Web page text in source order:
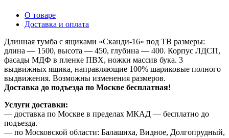
О товаре
Доставка и оплата
Длинная тумба с ящиками «Сканди-16» под ТВ размеры:
длина — 1500, высота — 450, глубина — 400. Корпус ЛДСП,
фасады МДФ в пленке ПВХ, ножки массив бука. 3
выдвижных ящика, направляющие 100% шариковые полного
выдвижения. Возможны изменения размеров.
Доставка до подъезда по Москве бесплатная!
Услуги доставки:
— доставка по Москве в пределах МКАД — бесплатно до
подъезда.
— по Московской области: Балашиха, Видное, Долгопрудный,